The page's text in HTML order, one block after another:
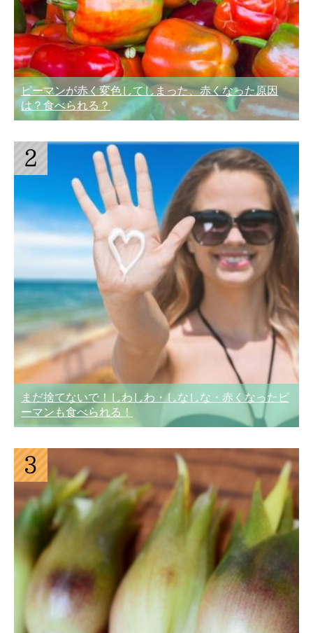
ピーマンが赤く変色してしまった、赤くなった原因
は？食べられる？
まだ捨てないで！しわしわ・しなしな・赤くなったピ
ーマンも食べられる！